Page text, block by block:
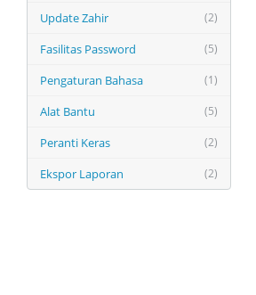
(2)
Update Zahir
(5)
Fasilitas Password
(1)
Pengaturan Bahasa
(5)
Alat Bantu
(2)
Peranti Keras
(2)
Ekspor Laporan